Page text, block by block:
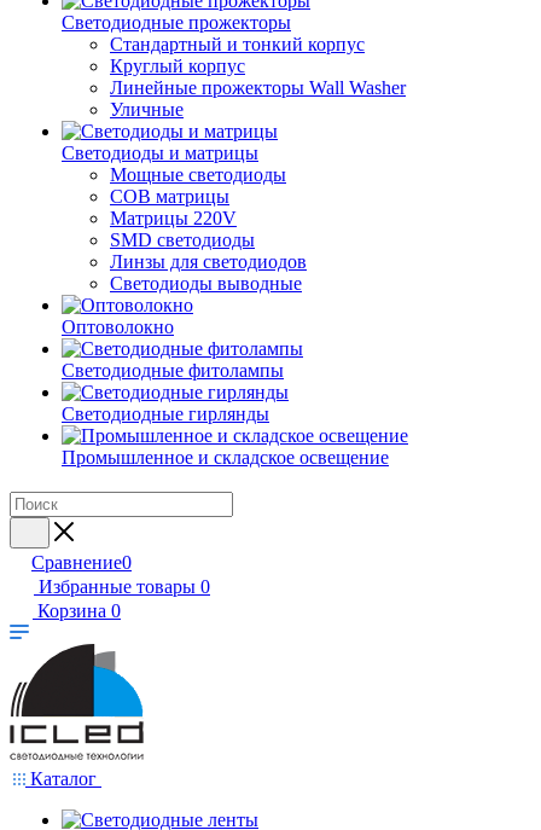
Светодиодные прожекторы
Стандартный и тонкий корпус
Круглый корпус
Линейные прожекторы Wall Washer
Уличные
Светодиоды и матрицы
Мощные светодиоды
COB матрицы
Матрицы 220V
SMD светодиоды
Линзы для светодиодов
Светодиоды выводные
Оптоволокно
Светодиодные фитолампы
Светодиодные гирлянды
Промышленное и складское освещение
Сравнение0
Избранные товары 0
Корзина 0
Каталог